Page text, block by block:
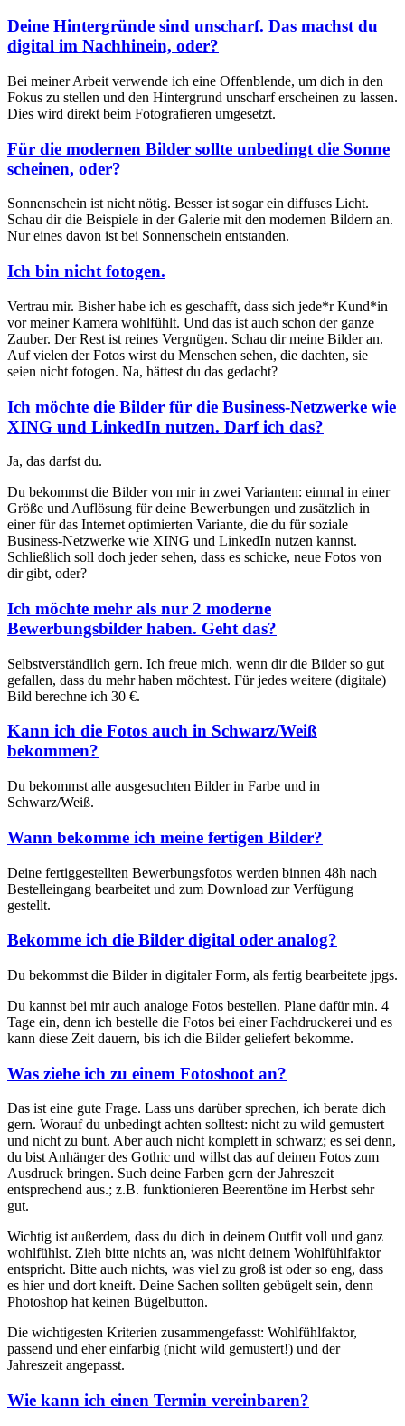
Deine Hintergründe sind unscharf. Das machst du
digital im Nachhinein, oder?
Bei meiner Arbeit verwende ich eine Offenblende, um dich in den
Fokus zu stellen und den Hintergrund unscharf erscheinen zu lassen.
Dies wird direkt beim Fotografieren umgesetzt.
Für die modernen Bilder sollte unbedingt die Sonne
scheinen, oder?
Sonnenschein ist nicht nötig. Besser ist sogar ein diffuses Licht.
Schau dir die Beispiele in der Galerie mit den modernen Bildern an.
Nur eines davon ist bei Sonnenschein entstanden.
Ich bin nicht fotogen.
Vertrau mir. Bisher habe ich es geschafft, dass sich jede*r Kund*in
vor meiner Kamera wohlfühlt. Und das ist auch schon der ganze
Zauber. Der Rest ist reines Vergnügen. Schau dir meine Bilder an.
Auf vielen der Fotos wirst du Menschen sehen, die dachten, sie
seien nicht fotogen. Na, hättest du das gedacht?
Ich möchte die Bilder für die Business-Netzwerke wie
XING und LinkedIn nutzen. Darf ich das?
Ja, das darfst du.
Du bekommst die Bilder von mir in zwei Varianten: einmal in einer
Größe und Auflösung für deine Bewerbungen und zusätzlich in
einer für das Internet optimierten Variante, die du für soziale
Business-Netzwerke wie XING und LinkedIn nutzen kannst.
Schließlich soll doch jeder sehen, dass es schicke, neue Fotos von
dir gibt, oder?
Ich möchte mehr als nur 2 moderne
Bewerbungsbilder haben. Geht das?
Selbstverständlich gern. Ich freue mich, wenn dir die Bilder so gut
gefallen, dass du mehr haben möchtest. Für jedes weitere (digitale)
Bild berechne ich 30 €.
Kann ich die Fotos auch in Schwarz/Weiß
bekommen?
Du bekommst alle ausgesuchten Bilder in Farbe und in
Schwarz/Weiß.
Wann bekomme ich meine fertigen Bilder?
Deine fertiggestellten Bewerbungsfotos werden binnen 48h nach
Bestelleingang bearbeitet und zum Download zur Verfügung
gestellt.
Bekomme ich die Bilder digital oder analog?
Du bekommst die Bilder in digitaler Form, als fertig bearbeitete jpgs.
Du kannst bei mir auch analoge Fotos bestellen. Plane dafür min. 4
Tage ein, denn ich bestelle die Fotos bei einer Fachdruckerei und es
kann diese Zeit dauern, bis ich die Bilder geliefert bekomme.
Was ziehe ich zu einem Fotoshoot an?
Das ist eine gute Frage. Lass uns darüber sprechen, ich berate dich
gern. Worauf du unbedingt achten solltest: nicht zu wild gemustert
und nicht zu bunt. Aber auch nicht komplett in schwarz; es sei denn,
du bist Anhänger des Gothic und willst das auf deinen Fotos zum
Ausdruck bringen. Such deine Farben gern der Jahreszeit
entsprechend aus.; z.B. funktionieren Beerentöne im Herbst sehr
gut.
Wichtig ist außerdem, dass du dich in deinem Outfit voll und ganz
wohlfühlst. Zieh bitte nichts an, was nicht deinem Wohlfühlfaktor
entspricht. Bitte auch nichts, was viel zu groß ist oder so eng, dass
es hier und dort kneift. Deine Sachen sollten gebügelt sein, denn
Photoshop hat keinen Bügelbutton.
Die wichtigesten Kriterien zusammengefasst: Wohlfühlfaktor,
passend und eher einfarbig (nicht wild gemustert!) und der
Jahreszeit angepasst.
Wie kann ich einen Termin vereinbaren?